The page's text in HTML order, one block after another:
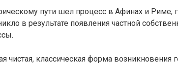
пути шел процесс в Афинах и Риме,
в результате появления частной
чистая, классическая форма возникновения